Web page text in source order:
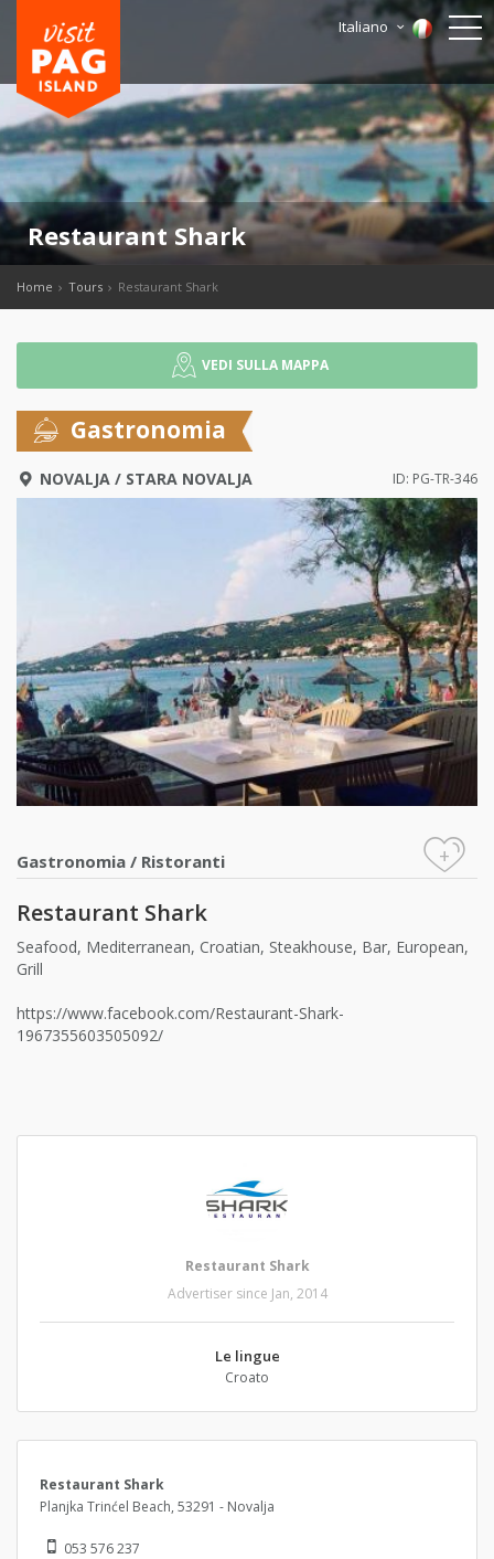
Italiano
Restaurant Shark
Home Tours Restaurant Shark
VEDI SULLA MAPPA
Gastronomia
NOVALJA/ STARA NOVALJA ID: PG-TR-346
Gastronomia / Ristoranti +
Restaurant Shark
Seafood, Mediterranean, Croatian, Steakhouse, Bar, European,
Grill
https://www.facebook.com/Restaurant-Shark-
1967355603505092/
Restaurant Shark
Advertiser since Jan, 2014
Le lingue
Croato
Restaurant Shark
Planjka Trinćel Beach, 53291 - Novalja
053 576 237